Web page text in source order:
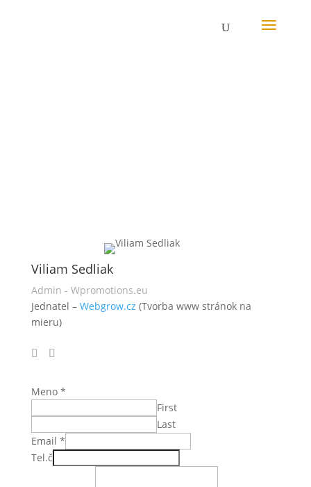
Viliam Sedliak
Admin - Wpromotions.eu
Jednatel – Webgrow.cz (Tvorba www stránok na
mieru)
Meno *
First
Last
Email *
Tel.č